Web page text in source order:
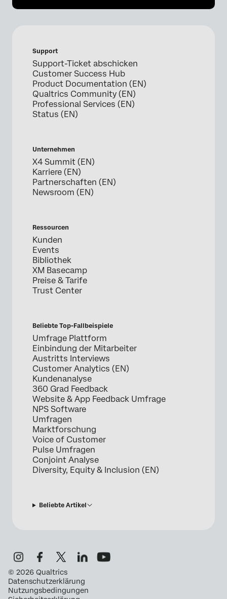
Support
Support-Ticket abschicken
Customer Success Hub
Product Documentation (EN)
Qualtrics Community (EN)
Professional Services (EN)
Status (EN)
Unternehmen
X4 Summit (EN)
Karriere (EN)
Partnerschaften (EN)
Newsroom (EN)
Ressourcen
Kunden
Events
Bibliothek
XM Basecamp
Preise & Tarife
Trust Center
Beliebte Top-Fallbeispiele
Umfrage Plattform
Einbindung der Mitarbeiter
Austritts Interviews
Customer Analytics (EN)
Kundenanalyse
360 Grad Feedback
Website & App Feedback Umfrage
NPS Software
Umfragen
Marktforschung
Voice of Customer
Pulse Umfragen
Conjoint Analyse
Diversity, Equity & Inclusion (EN)
Beliebte Artikel
© 2026 Qualtrics
Datenschutzerklärung
Nutzungsbedingungen